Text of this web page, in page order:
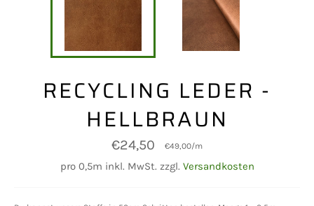
RECYCLING LEDER -
HELLBRAUN
Normaler
Preis
€24,50 €49,00/m
pro 0,5m inkl. MwSt. zzgl. Versandkosten